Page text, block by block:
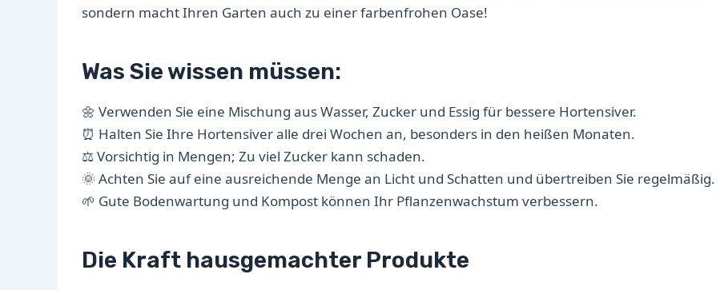
sondern macht Ihren Garten auch zu einer farbenfrohen Oase!
Was Sie wissen müssen:
🌼 Verwenden Sie eine Mischung aus Wasser, Zucker und Essig für bessere Hortensiver.
⏰ Halten Sie Ihre Hortensiver alle drei Wochen an, besonders in den heißen Monaten.
⚖️ Vorsichtig in Mengen; Zu viel Zucker kann schaden.
🌞 Achten Sie auf eine ausreichende Menge an Licht und Schatten und übertreiben Sie regelmäßig.
🌱 Gute Bodenwartung und Kompost können Ihr Pflanzenwachstum verbessern.
Die Kraft hausgemachter Produkte